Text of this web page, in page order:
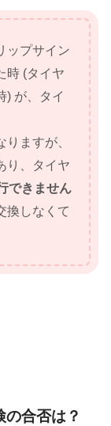
ップサイン
時 (タイヤ
) が、タイ
ますが、
り、タイヤ
できません
換しなくて
合否は？